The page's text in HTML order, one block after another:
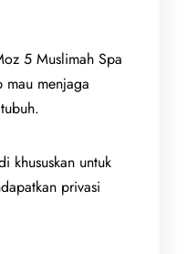
5 Muslimah Spa
mau menjaga
khususkan untuk
privasi